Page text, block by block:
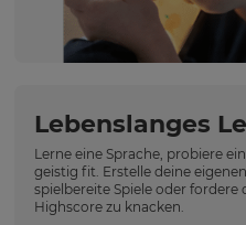
Lebenslanges
Lerne eine Sprache, probiere
geistig fit. Erstelle deine
spielbereite Spiele oder fordere
Highscore zu knacken.